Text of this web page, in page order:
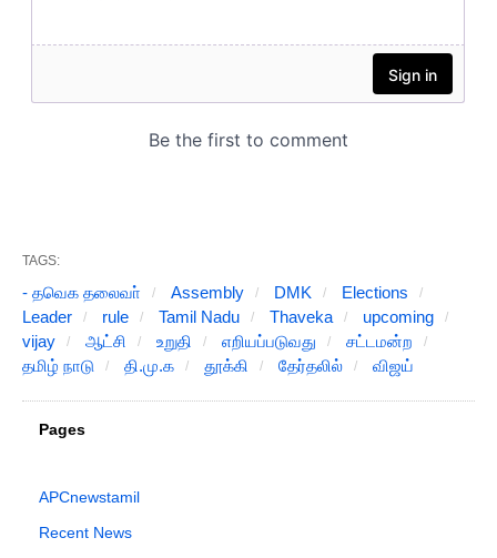
TAGS:
- தவெக தலைவா் Assembly DMK
Elections
Leader
rule Tamil Nadu Thaveka
upcoming
vijay
ஆட்சி உறுதி எறியப்படுவது
சட்டமன்ற
தமிழ் நாடு
தி.மு.க தூக்கி தேர்தலில் விஜய்
Pages
APCnewstamil
Recent News